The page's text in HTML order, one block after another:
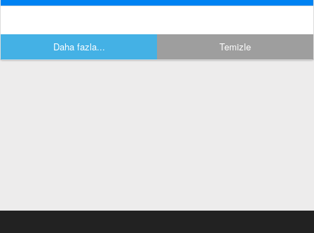
Daha fazla... Temizle